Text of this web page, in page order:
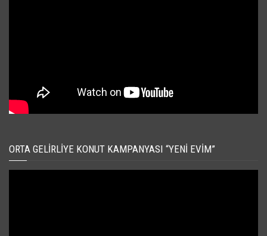
ORTA GELIRLIYE KONUT KAMPANYASI “YENI EVIM”